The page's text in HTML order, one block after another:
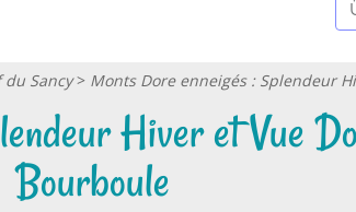
Sancy> Monts Dore enneigés : Splendeur
Hiver et Vue
Bourboule